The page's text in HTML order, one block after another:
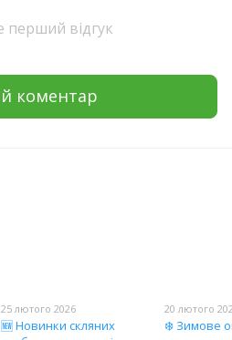
перший відгук
коментар
25 лютого 2026
🆕 Новинки скляних
20 лютого
❄️ Зимове